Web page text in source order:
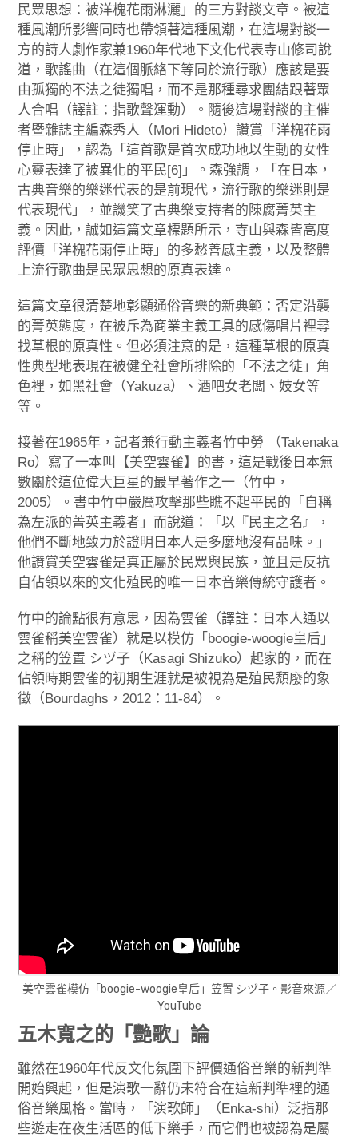
民眾思想：被洋槐花雨淋灑」的三方對談文章。被這
種風潮所影響同時也帶領著這種風潮，在這場對談一
方的詩人劇作家兼1960年代地下文化代表寺山修司說
道，歌謠曲（在這個脈絡下等同於流行歌）應該是要
由孤獨的不法之徒獨唱，而不是那種尋求團結跟著眾
人合唱（譯註：指歌聲運動）。隨後這場對談的主催
者暨雜誌主編森秀人（Mori Hideto）讚賞「洋槐花雨
停止時」，認為「這首歌是首次成功地以生動的女性
心靈表達了被異化的平民[6]」。森強調，「在日本，
古典音樂的樂迷代表的是前現代，流行歌的樂迷則是
代表現代」，並譏笑了古典樂支持者的陳腐菁英主
義。因此，誠如這篇文章標題所示，寺山與森皆高度
評價「洋槐花雨停止時」的多愁善感主義，以及整體
上流行歌曲是民眾思想的原真表達。
這篇文章很清楚地彰顯通俗音樂的新典範：否定沿襲
的菁英態度，在被斥為商業主義工具的感傷唱片裡尋
找草根的原真性。但必須注意的是，這種草根的原真
性典型地表現在被健全社會所排除的「不法之徒」角
色裡，如黑社會（Yakuza）、酒吧女老闆、妓女等
等。
接著在1965年，記者兼行動主義者竹中勞 （Takenaka
Ro）寫了一本叫【美空雲雀】的書，這是戰後日本無
數關於這位偉大巨星的最早著作之一（竹中，
2005）。書中竹中嚴厲攻擊那些瞧不起平民的「自稱
為左派的菁英主義者」而說道：「以『民主之名』，
他們不斷地致力於證明日本人是多麼地沒有品味。」
他讚賞美空雲雀是真正屬於民眾與民族，並且是反抗
自佔領以來的文化殖民的唯一日本音樂傳統守護者。
竹中的論點很有意思，因為雲雀（譯註：日本人通以
雲雀稱美空雲雀）就是以模仿「boogie-woogie皇后」
之稱的笠置 シヅ子（Kasagi Shizuko）起家的，而在
佔領時期雲雀的初期生涯就是被視為是殖民頹廢的象
徵（Bourdaghs，2012：11-84）。
美空雲雀模仿「boogie-woogie皇后」笠置 シヅ子。影音來源／
YouTube
五木寬之的「艷歌」論
雖然在1960年代反文化氛圍下評價通俗音樂的新判準
開始興起，但是演歌一辭仍未符合在這新判準裡的通
俗音樂風格。當時，「演歌師」（Enka-shi）泛指那
些遊走在夜生活區的低下樂手，而它們也被認為是屬